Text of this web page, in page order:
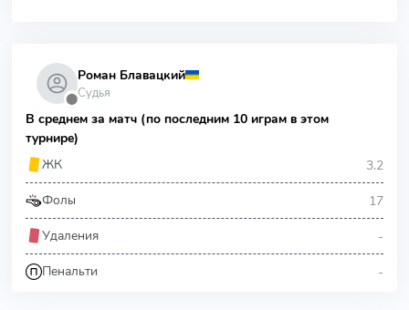
⬤
Роман Блавацкий
Судья
В среднем за матч (по последним 10 играм в этом
турнире)
ЖК
3.2
Фолы 17
Удаления -
Пенальти -